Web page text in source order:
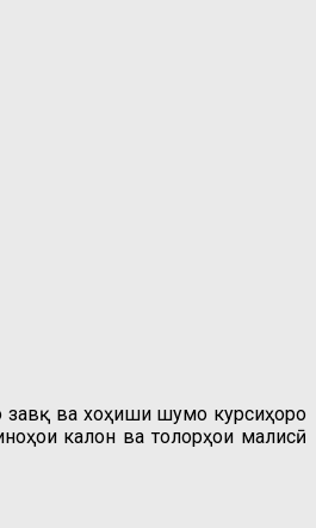
завқ ва хоҳиши шумо курсиҳоро
калон ва толорҳои маҷлисӣ